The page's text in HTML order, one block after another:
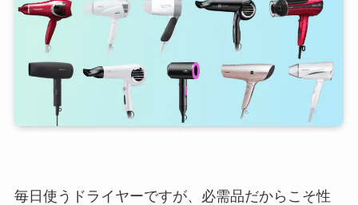
毎日使うドライヤーですが、必需品だからこそ性